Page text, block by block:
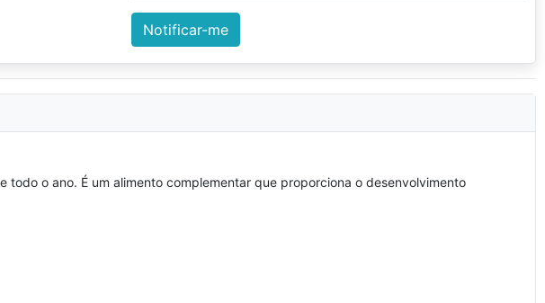
Notificar-me
todo o ano. É um alimento complementar que proporciona o desenvolvimento